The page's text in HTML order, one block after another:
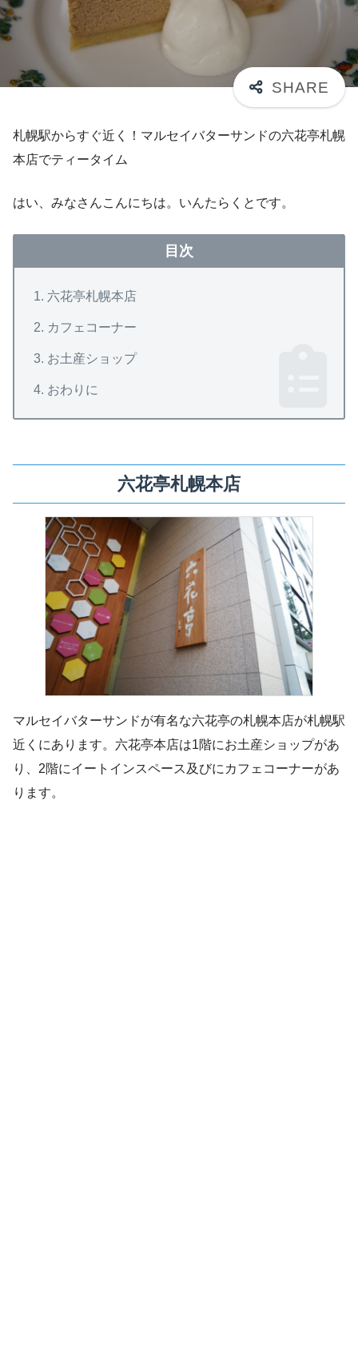
札幌駅からすぐ近く！マルセイバターサンドの六花亭札幌
本店でティータイム
はい、みなさんこんにちは。いんたらくとです。
目次
六花亭札幌本店
カフェコーナー
お土産ショップ
おわりに
六花亭札幌本店
マルセイバターサンドが有名な六花亭の札幌本店が札幌駅
近くにあります。六花亭本店は1階にお土産ショップがあ
り、2階にイートインスペース及びにカフェコーナーがあ
ります。